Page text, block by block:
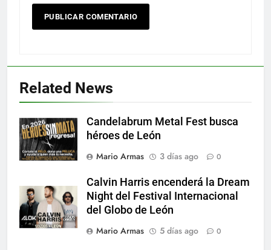
Related News
Candelabrum Metal Fest busca
héroes de León
Mario Armas
3 días ago 0
Calvin Harris encenderá la Dream
Night del Festival Internacional
del Globo de León
Mario Armas
5 días ago 0